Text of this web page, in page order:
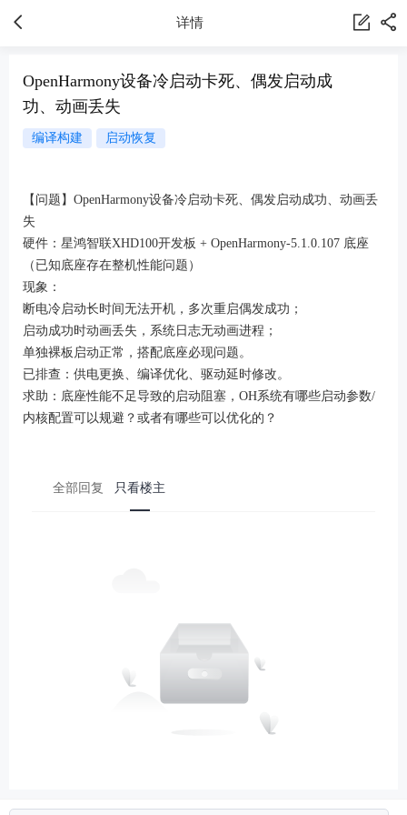
详情
OpenHarmony设备冷启动卡死、偶发启动成
功、动画丢失
编译构建 启动恢复
【问题】OpenHarmony设备冷启动卡死、偶发启动成功、动画丢
失
硬件：星鸿智联XHD100开发板 + OpenHarmony-5.1.0.107 底座
（已知底座存在整机性能问题）
现象：
断电冷启动长时间无法开机，多次重启偶发成功；
启动成功时动画丢失，系统日志无动画进程；
单独裸板启动正常，搭配底座必现问题。
已排查：供电更换、编译优化、驱动延时修改。
求助：底座性能不足导致的启动阻塞，OH系统有哪些启动参数/
内核配置可以规避？或者有哪些可以优化的？
全部回复 只看楼主